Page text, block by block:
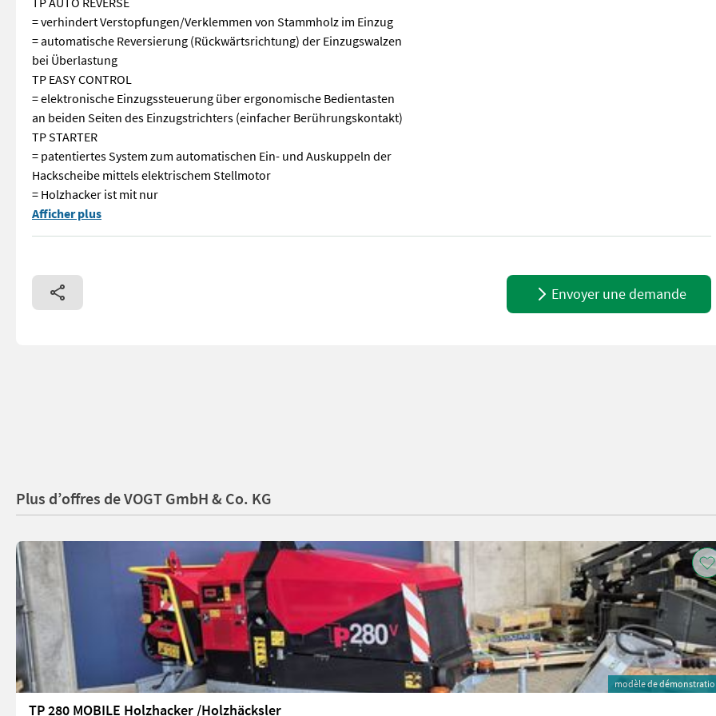
= verhindert Verstopfungen/Verklemmen von Stammholz im Einzug
= automatische Reversierung (Rückwärtsrichtung) der Einzugswalzen
bei Überlastung
TP EASY CONTROL
= elektronische Einzugssteuerung über ergonomische Bedientasten
an beiden Seiten des Einzugstrichters (einfacher Berührungskontakt)
TP STARTER
= patentiertes System zum automatischen Ein- und Auskuppeln der
Hackscheibe mittels elektrischem Stellmotor
= Holzhacker ist mit nur
VOGT Profitechnik aus Schmallenberg – Ihr führender Anbieter für professionelle Landschaftspflegetechnik = Mehrere VOGT-
Afficher plus
Envoyer une demande
Plus d’offres de VOGT GmbH & Co. KG
modèle de
TP 280 MOBILE Holzhacker /Holzhäcksler